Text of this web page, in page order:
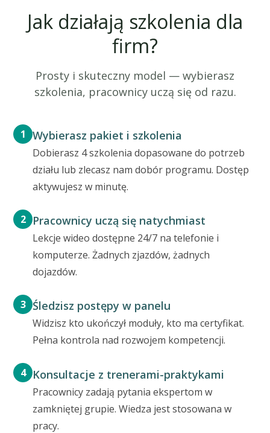
Jak działają szkolenia dla
firm?
Prosty i skuteczny model — wybierasz
szkolenia, pracownicy uczą się od razu.
1 Wybierasz pakiet i szkolenia
Dobierasz 4 szkolenia dopasowane do potrzeb
działu lub zlecasz nam dobór programu. Dostęp
aktywujesz w minutę.
2 Pracownicy uczą się natychmiast
Lekcje wideo dostępne 24/7 na telefonie i
komputerze. Żadnych zjazdów, żadnych
dojazdów.
3 Śledzisz postępy w panelu
Widzisz kto ukończył moduły, kto ma certyfikat.
Pełna kontrola nad rozwojem kompetencji.
4 Konsultacje z trenerami-praktykami
Pracownicy zadają pytania ekspertom w
zamkniętej grupie. Wiedza jest stosowana w
pracy.